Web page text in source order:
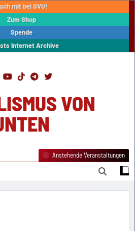
mit bei SVU!
Zum Shop
Spende
Internet Archive
VON
Anstehende Veranstaltungen